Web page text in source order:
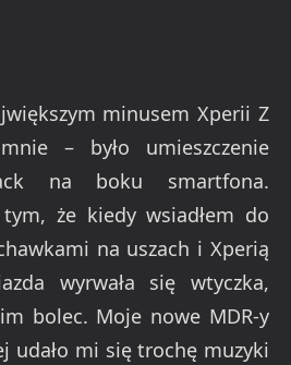
minusem Xperii Z
– było umieszczenie
na boku smartfona.
że kiedy wsiadłem do
na uszach i Xperią
wyrwała się wtyczka,
bolec. Moje nowe MDR-y
udało mi się trochę muzyki